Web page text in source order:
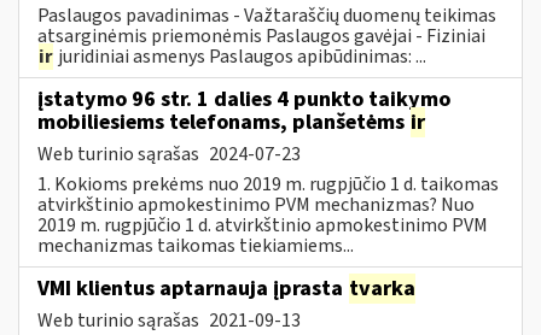
Paslaugos pavadinimas - Važtaraščių duomenų teikimas
atsarginėmis priemonėmis Paslaugos gavėjai - Fiziniai
ir juridiniai asmenys Paslaugos apibūdinimas: ...
įstatymo 96 str. 1 dalies 4 punkto taikymo
mobiliesiems telefonams, planšetėms ir
Web turinio sąrašas 2024-07-23
1. Kokioms prekėms nuo 2019 m. rugpjūčio 1 d. taikomas
atvirkštinio apmokestinimo PVM mechanizmas? Nuo
2019 m. rugpjūčio 1 d. atvirkštinio apmokestinimo PVM
mechanizmas taikomas tiekiamiems...
VMI klientus aptarnauja įprasta tvarka
Web turinio sąrašas 2021-09-13